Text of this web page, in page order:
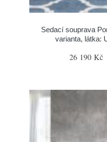
Sedací souprava
varianta, látka:
26 190 Kč